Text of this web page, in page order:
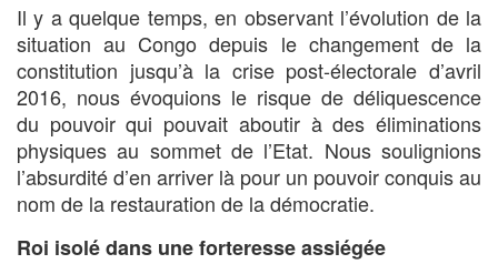
Il y a quelque temps, en observant l’évolution de la
situation au Congo depuis le changement de la
constitution jusqu’à la crise post-électorale d’avril
2016, nous évoquions le risque de déliquescence
du pouvoir qui pouvait aboutir à des éliminations
physiques au sommet de l’Etat. Nous soulignions
l’absurdité d’en arriver là pour un pouvoir conquis au
nom de la restauration de la démocratie.
Roi isolé dans une forteresse assiégée